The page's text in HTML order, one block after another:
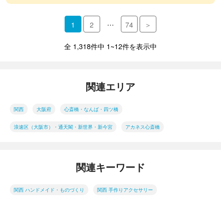
1 2 … 74 ＞
全 1,318件中 1~12件を表示中
関連エリア
関西 大阪府 心斎橋・なんば・四ツ橋
浪速区（大阪市）・通天閣・新世界・新今宮 アカネス心斎橋
関連キーワード
関西 ハンドメイド・ものづくり 関西 手作りアクセサリー